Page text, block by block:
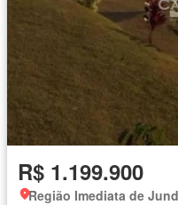
R$ 1.199.900
Região Imediata de